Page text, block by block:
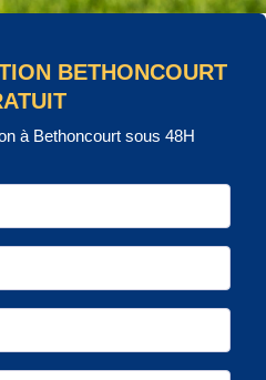
BETHONCOURT
à Bethoncourt sous 48H